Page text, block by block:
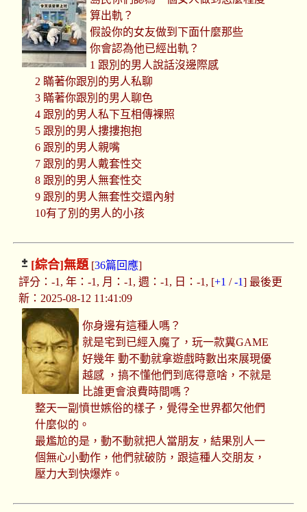
算出軌？
假設你的女友做到下面什麼那些
你會認為他已經出軌？
1 跟別的男人說話沒邊際感
2 瞞著你跟別的男人私聊
3 瞞著你跟別的男人聊色
4 跟別的男人私下互相傳裸照
5 跟別的男人摟摟抱抱
6 跟別的男人親嘴
7 跟別的男人戴套性交
8 跟別的男人無套性交
9 跟別的男人無套性交還內射
10有了別的男人的小孩
[綜合]無題[36篇回應]
評分：-1, 年：-1, 月：-1, 週：-1, 日：-1, [+1 /-1] 最後更
新：2025-08-12 11:41:09
你身邊有這種人嗎？
就是宅到已經入魔了，玩一款糞GAME
好幾年 動不動就拿遊戲時數出來展現優
越感 ，搞不懂他們到底得意啥，不就是
比誰更會浪費時間嗎？
整天一副憤世嫉俗的樣子，覺得全世界都欠他們
什麼似的。
最尷尬的是，動不動就把人當朋友，結果別人一
個無心小動作，他們就破防，跟這種人交朋友，
壓力大到快爆炸。